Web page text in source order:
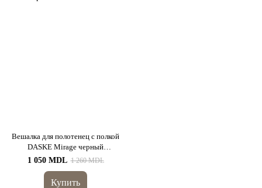
Вешалка для полотенец с полкой
DASKE Mirage черный
левосторонняя
1 050 MDL 1 260 MDL
Купить